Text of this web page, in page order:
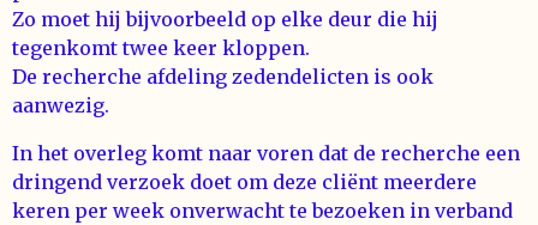
Zo moet hij bijvoorbeeld op elke deur die hij
tegenkomt twee keer kloppen.
De recherche afdeling zedendelicten is ook
aanwezig.
In het overleg komt naar voren dat de recherche een
dringend verzoek doet om deze cliënt meerdere
keren per week onverwacht te bezoeken in verband